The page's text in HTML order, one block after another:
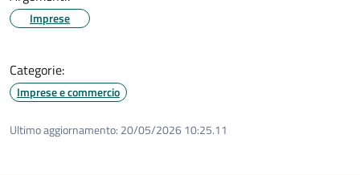
Imprese
Categorie:
Imprese e commercio
Ultimo aggiornamento: 20/05/2026 10:25.11